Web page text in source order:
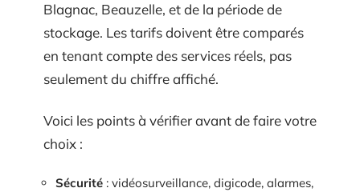
Blagnac, Beauzelle, et de la période de
stockage. Les tarifs doivent être comparés
en tenant compte des services réels, pas
seulement du chiffre affiché.
Voici les points à vérifier avant de faire votre
choix :
Sécurité : vidéosurveillance, digicode, alarmes,